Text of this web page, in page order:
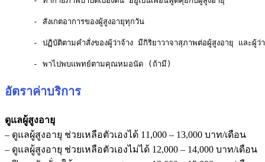
      - สังเกตอาการของผู้สูงอายุทุกวัน
- ปฏิบัติตามคำสั่งของผู้ว่าจ้าง มีกิริยาวาจาสุภาพต่อผู้สูงอายุ และผู้ว่
      - พาไปพบแพทย์ตามคุณหมอนัด (ถ้ามี)
อัตราค่าบริการ
ดูแลผู้สูงอายุ
– ดูแลผู้สูงอายุ ช่วยเหลือตัวเองได้ 11,000 – 13,000 บาท/เดือน
– ดูแลผู้สูงอายุ ช่วยเหลือตัวเองไม่ได้ 12,000 – 14,000 บาท/เดือน